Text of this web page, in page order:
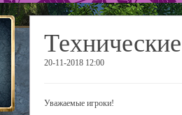
20-11-2018 12:00
Уважаемые игроки!